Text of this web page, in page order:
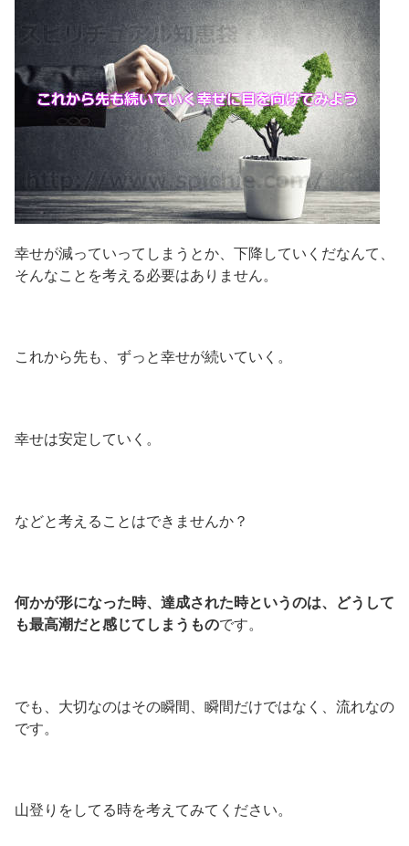
幸せが減っていってしまうとか、下降していくだなんて、
そんなことを考える必要はありません。
これから先も、ずっと幸せが続いていく。
幸せは安定していく。
などと考えることはできませんか？
何かが形になった時、達成された時というのは、どうして
も最高潮だと感じてしまうものです。
でも、大切なのはその瞬間、瞬間だけではなく、流れなの
です。
山登りをしてる時を考えてみてください。